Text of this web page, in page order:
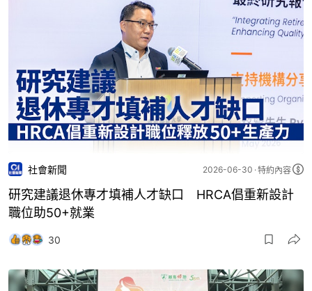
社會新聞 2026-06-30 特約內容
研究建議退休專才填補人才缺口 HRCA倡重新設計
職位助50+就業
30